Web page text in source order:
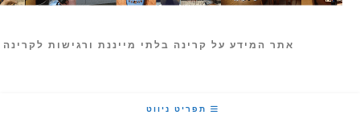
אתר המידע על קרינה בלתי מייננת ורגישות לקרינה
תפריט ניווט